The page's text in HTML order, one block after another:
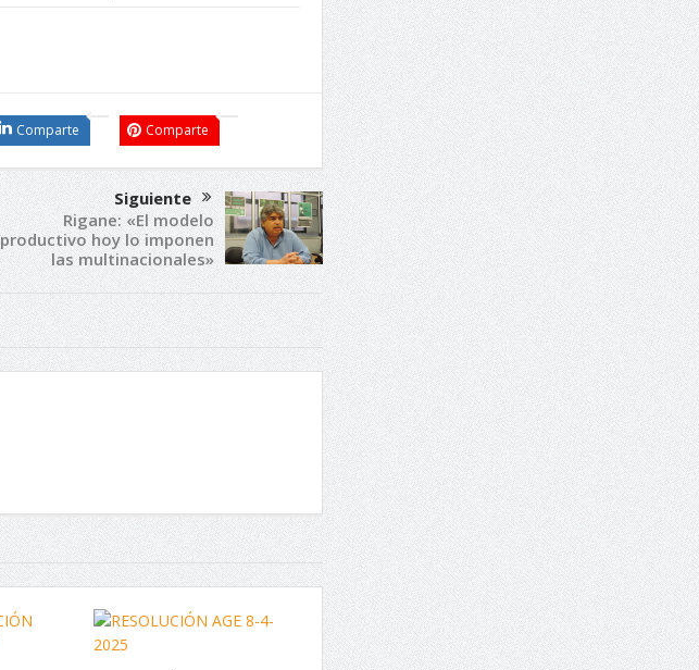
Comparte Comparte
Siguiente
Rigane: «El modelo
productivo hoy lo imponen
las multinacionales»